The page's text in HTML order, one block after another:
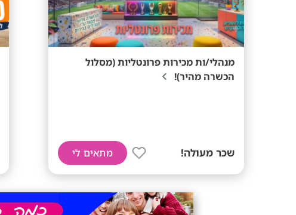
מנהלי/ות מכירות פרונטליות (מסלול
הכשרה מהיר)!
שכר מעולה! מתאים לי